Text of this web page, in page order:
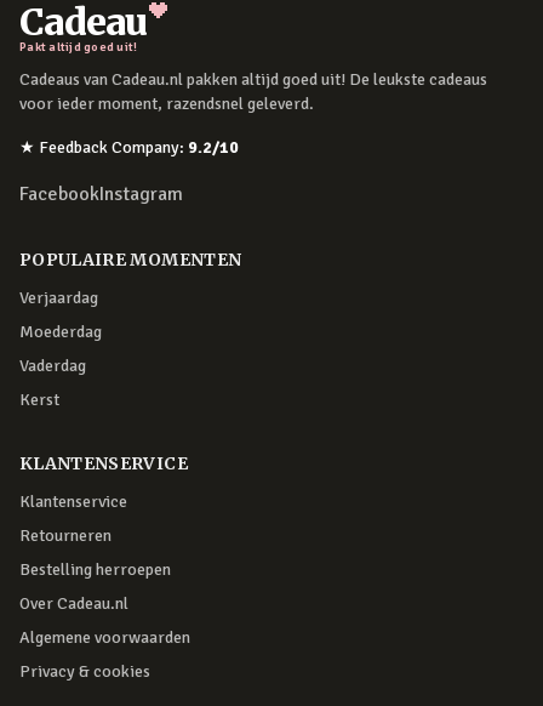
Cadeau
Pakt altijd goed uit!
Cadeaus van Cadeau.nl pakken altijd goed uit! De leukste cadeaus
voor ieder moment, razendsnel geleverd.
★ Feedback Company: 9.2/10
FacebookInstagram
POPULAIRE MOMENTEN
Verjaardag
Moederdag
Vaderdag
Kerst
KLANTENSERVICE
Klantenservice
Retourneren
Bestelling herroepen
Over Cadeau.nl
Algemene voorwaarden
Privacy & cookies